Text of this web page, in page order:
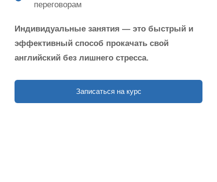
переговорам
Индивидуальные занятия — это быстрый и
эффективный способ прокачать свой
английский без лишнего стресса.
Записаться на курс